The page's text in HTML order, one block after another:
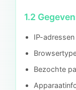
1.2
IP-adressen
Bezochte